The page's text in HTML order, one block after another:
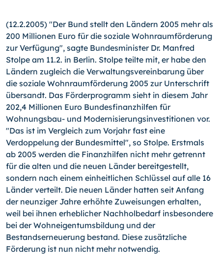
(12.2.2005) "Der Bund stellt den Ländern 2005 mehr als
200 Millionen Euro für die soziale Wohnraumförderung
zur Verfügung", sagte Bundesminister Dr. Manfred
Stolpe am 11.2. in Berlin. Stolpe teilte mit, er habe den
Ländern zugleich die Verwaltungsvereinbarung über
die soziale Wohnraumförderung 2005 zur Unterschrift
übersandt. Das Förderprogramm sieht in diesem Jahr
202,4 Millionen Euro Bundesfinanzhilfen für
Wohnungsbau- und Modernisierungsinvestitionen vor.
"Das ist im Vergleich zum Vorjahr fast eine
Verdoppelung der Bundesmittel", so Stolpe. Erstmals
ab 2005 werden die Finanzhilfen nicht mehr getrennt
für die alten und die neuen Länder bereitgestellt,
sondern nach einem einheitlichen Schlüssel auf alle 16
Länder verteilt. Die neuen Länder hatten seit Anfang
der neunziger Jahre erhöhte Zuweisungen erhalten,
weil bei ihnen erheblicher Nachholbedarf insbesondere
bei der Wohneigentumsbildung und der
Bestandserneuerung bestand. Diese zusätzliche
Förderung ist nun nicht mehr notwendig.